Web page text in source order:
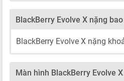
BlackBerry Evolve X nặng
BlackBerry Evolve X nặng
Màn hình BlackBerry Evolve